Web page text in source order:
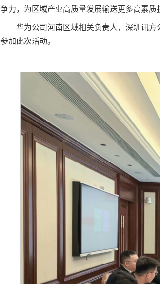
争力，为区域产业高质量发展输送更多高素质
华为公司河南区域相关负责人，深圳讯
参加此次活动。